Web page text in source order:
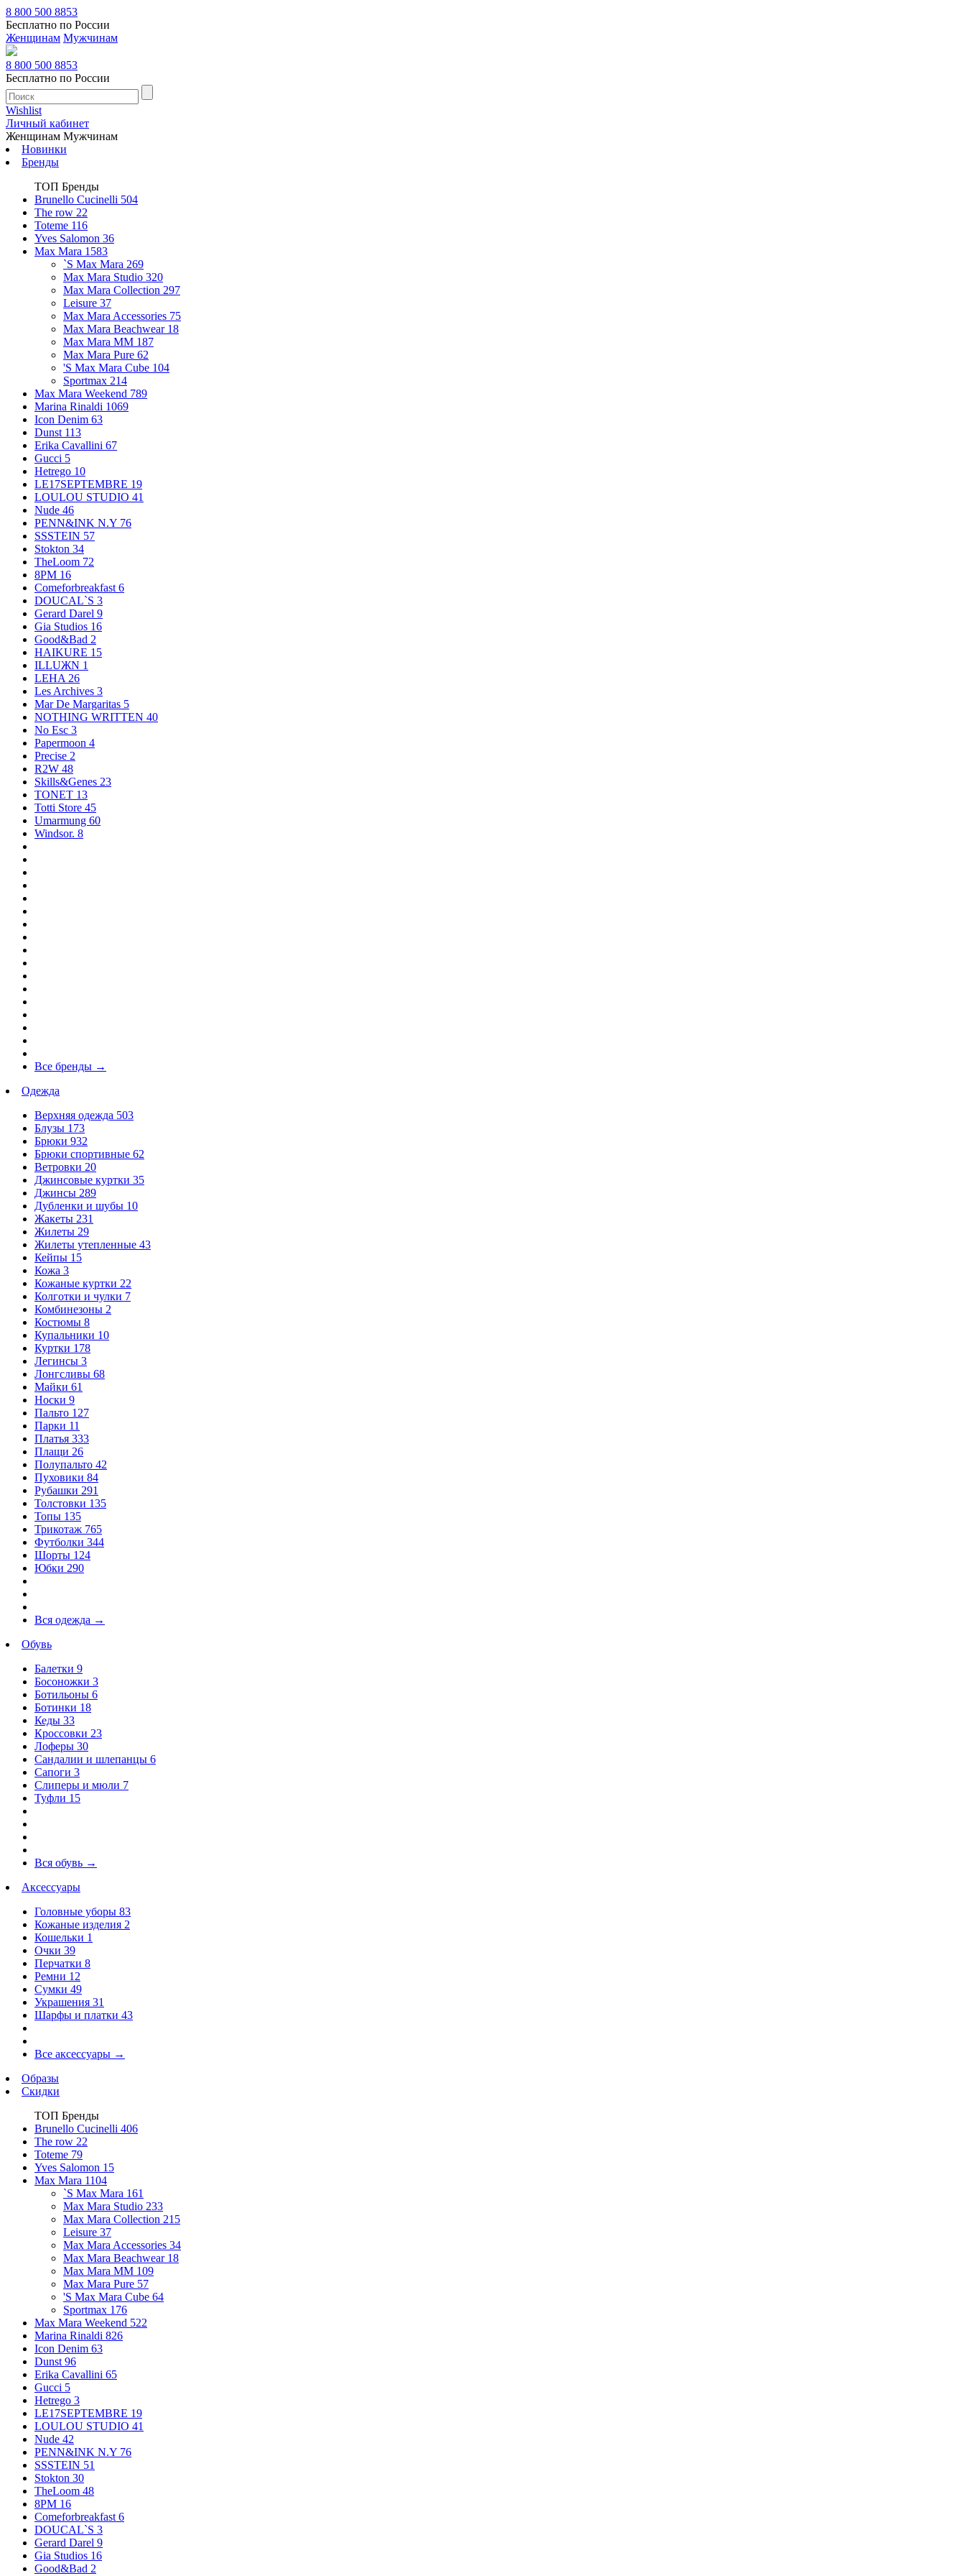
8 800 500 8853
Бесплатно по России
Женщинам Мужчинам
8 800 500 8853
Бесплатно по России
Wishlist
Личный кабинет
Женщинам Мужчинам
Новинки
Бренды
ТОП Бренды
Brunello Cucinelli 504
The row 22
Toteme 116
Yves Salomon 36
Max Mara 1583
`S Max Mara 269
Max Mara Studio 320
Max Mara Collection 297
Leisure 37
Max Mara Accessories 75
Max Mara Beachwear 18
Max Mara MM 187
Max Mara Pure 62
'S Max Mara Cube 104
Sportmax 214
Max Mara Weekend 789
Marina Rinaldi 1069
Icon Denim 63
Dunst 113
Erika Cavallini 67
Gucci 5
Hetrego 10
LE17SEPTEMBRE 19
LOULOU STUDIO 41
Nude 46
PENN&INK N.Y 76
SSSTEIN 57
Stokton 34
TheLoom 72
8PM 16
Comeforbreakfast 6
DOUCAL`S 3
Gerard Darel 9
Gia Studios 16
Good&Bad 2
HAIKURE 15
ILLUЖN 1
LEHA 26
Les Archives 3
Mar De Margaritas 5
NOTHING WRITTEN 40
No Esc 3
Papermoon 4
Precise 2
R2W 48
Skills&Genes 23
TONET 13
Totti Store 45
Umarmung 60
Windsor. 8
Все бренды →
Одежда
Верхняя одежда 503
Блузы 173
Брюки 932
Брюки спортивные 62
Ветровки 20
Джинсовые куртки 35
Джинсы 289
Дубленки и шубы 10
Жакеты 231
Жилеты 29
Жилеты утепленные 43
Кейпы 15
Кожа 3
Кожаные куртки 22
Колготки и чулки 7
Комбинезоны 2
Костюмы 8
Купальники 10
Куртки 178
Легинсы 3
Лонгсливы 68
Майки 61
Носки 9
Пальто 127
Парки 11
Платья 333
Плащи 26
Полупальто 42
Пуховики 84
Рубашки 291
Толстовки 135
Топы 135
Трикотаж 765
Футболки 344
Шорты 124
Юбки 290
Вся одежда →
Обувь
Балетки 9
Босоножки 3
Ботильоны 6
Ботинки 18
Кеды 33
Кроссовки 23
Лоферы 30
Сандалии и шлепанцы 6
Сапоги 3
Слиперы и мюли 7
Туфли 15
Вся обувь →
Аксессуары
Головные уборы 83
Кожаные изделия 2
Кошельки 1
Очки 39
Перчатки 8
Ремни 12
Сумки 49
Украшения 31
Шарфы и платки 43
Все аксессуары →
Образы
Скидки
ТОП Бренды
Brunello Cucinelli 406
The row 22
Toteme 79
Yves Salomon 15
Max Mara 1104
`S Max Mara 161
Max Mara Studio 233
Max Mara Collection 215
Leisure 37
Max Mara Accessories 34
Max Mara Beachwear 18
Max Mara MM 109
Max Mara Pure 57
'S Max Mara Cube 64
Sportmax 176
Max Mara Weekend 522
Marina Rinaldi 826
Icon Denim 63
Dunst 96
Erika Cavallini 65
Gucci 5
Hetrego 3
LE17SEPTEMBRE 19
LOULOU STUDIO 41
Nude 42
PENN&INK N.Y 76
SSSTEIN 51
Stokton 30
TheLoom 48
8PM 16
Comeforbreakfast 6
DOUCAL`S 3
Gerard Darel 9
Gia Studios 16
Good&Bad 2